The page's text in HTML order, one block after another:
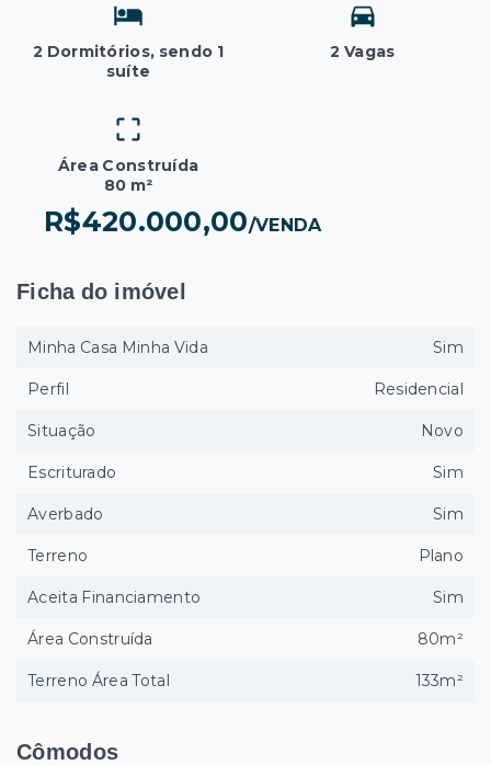
2 Dormitórios, sendo 1
suíte
2 Vagas
Área Construída
80 m²
R$420.000,00/VENDA
Cômodos
Ficha do imóvel
Minha Casa Minha Vida Sim
Perfil Residencial
Situação Novo
Escriturado Sim
Averbado Sim
Terreno Plano
Aceita Financiamento Sim
Área Construída 80m²
Terreno Área Total 133m²